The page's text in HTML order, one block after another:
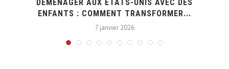
DÉMÉNAGER AUX ÉTATS-UNIS AVEC DES
ENFANTS : COMMENT TRANSFORMER...
7 janvier 2026